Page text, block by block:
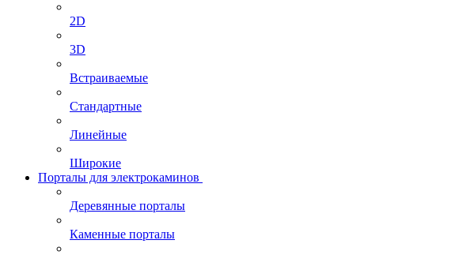
2D
3D
Встраиваемые
Стандартные
Линейные
Широкие
Порталы для электрокаминов
Деревянные порталы
Каменные порталы